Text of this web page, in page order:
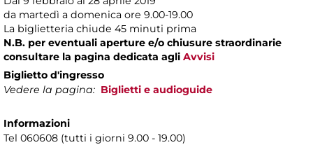
da martedì a domenica ore 9.00-19.00
La biglietteria chiude 45 minuti prima
N.B. per eventuali aperture e/o chiusure straordinarie
consultare la pagina dedicata agli Avvisi
Biglietto d'ingresso
Vedere la pagina: Biglietti e audioguide
Informazioni
Tel 060608 (tutti i giorni 9.00 - 19.00)